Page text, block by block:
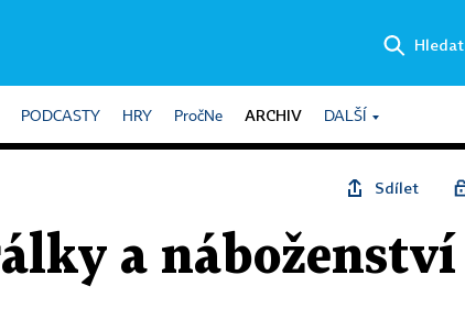
Hledat
PODCASTY HRY PročNe ARCHIV DALŠÍ
Sdílet
a náboženství